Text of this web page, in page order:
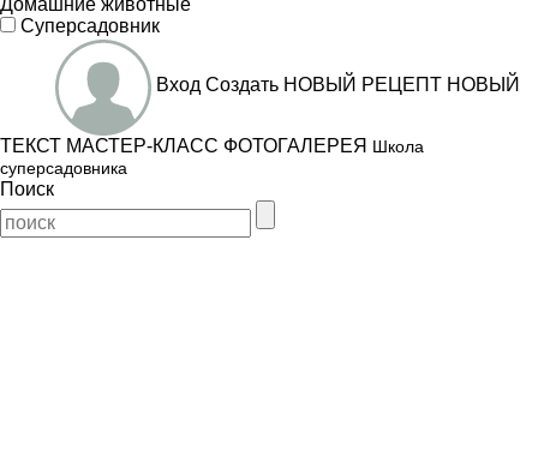
Домашние животные
Суперсадовник
Вход Создать НОВЫЙ РЕЦЕПТ НОВЫЙ
ТЕКСТ МАСТЕР-КЛАСС ФОТОГАЛЕРЕЯ Школа
суперсадовника
Поиск